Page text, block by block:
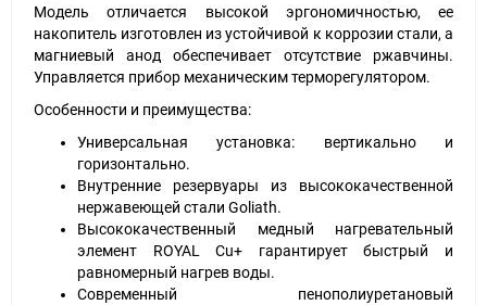
Модель отличается высокой эргономичностью, ее
накопитель изготовлен из устойчивой к коррозии стали, а
магниевый анод обеспечивает отсутствие ржавчины.
Управляется прибор механическим терморегулятором.
Особенности и преимущества:
Универсальная установка: вертикально и
горизонтально.
Внутренние резервуары из высококачественной
нержавеющей стали Goliath.
Высококачественный медный нагревательный
элемент ROYAL Cu+ гарантирует быстрый и
равномерный нагрев воды.
Современный пенополиуретановый